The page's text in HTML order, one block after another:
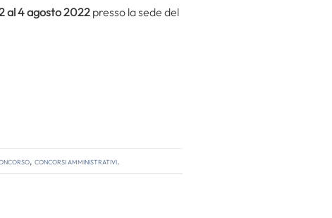
al 4 agosto 2022 presso la sede del
, concorsi amministrativi.